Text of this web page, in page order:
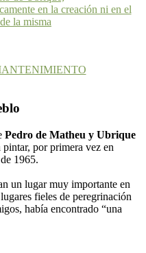
en la creación ni en el
la misma
Pedro de Matheu y Ubrique
por primera vez en
1965.
un lugar muy importante en
fieles de peregrinación
había encontrado “una